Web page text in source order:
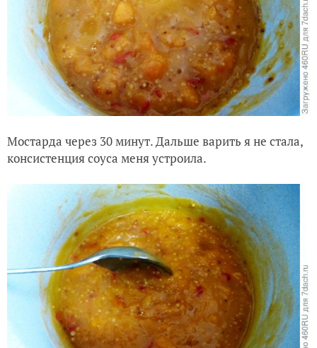
Мостарда через 30 минут. Дальше варить я не стала,
консистенция соуса меня устроила.